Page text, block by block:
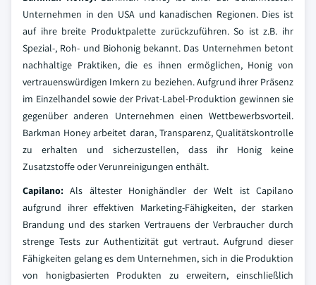
Unternehmen in den USA und kanadischen Regionen. Dies ist
auf ihre breite Produktpalette zurückzuführen. So ist z.B. ihr
Spezial-, Roh- und Biohonig bekannt. Das Unternehmen betont
nachhaltige Praktiken, die es ihnen ermöglichen, Honig von
vertrauenswürdigen Imkern zu beziehen. Aufgrund ihrer Präsenz
im Einzelhandel sowie der Privat-Label-Produktion gewinnen sie
gegenüber anderen Unternehmen einen Wettbewerbsvorteil.
Barkman Honey arbeitet daran, Transparenz, Qualitätskontrolle
zu erhalten und sicherzustellen, dass ihr Honig keine
Zusatzstoffe oder Verunreinigungen enthält.
Capilano: Als ältester Honighändler der Welt ist Capilano
aufgrund ihrer effektiven Marketing-Fähigkeiten, der starken
Brandung und des starken Vertrauens der Verbraucher durch
strenge Tests zur Authentizität gut vertraut. Aufgrund dieser
Fähigkeiten gelang es dem Unternehmen, sich in die Produktion
von honigbasierten Produkten zu erweitern, einschließlich